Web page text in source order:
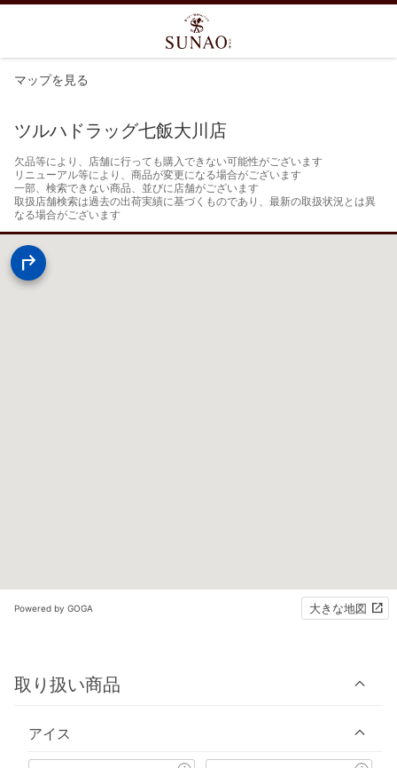
マップを見る
ツルハドラッグ七飯大川店
欠品等により、店舗に行っても購入できない可能性がございます
リニューアル等により、商品が変更になる場合がございます
一部、検索できない商品、並びに店舗がございます
取扱店舗検索は過去の出荷実績に基づくものであり、最新の取扱状況とは異
なる場合がございます
Powered by GOGA 大きな地図
取り扱い商品
アイス